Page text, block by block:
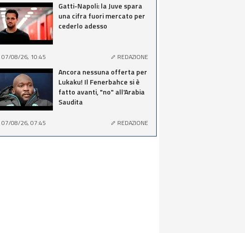
Gatti-Napoli: la Juve spara
una cifra fuori mercato per
cederlo adesso
07/08/26, 10:45 REDAZIONE
Ancora nessuna offerta per
Lukaku! Il Fenerbahce si è
fatto avanti, "no" all'Arabia
Saudita
07/08/26, 07:45 REDAZIONE